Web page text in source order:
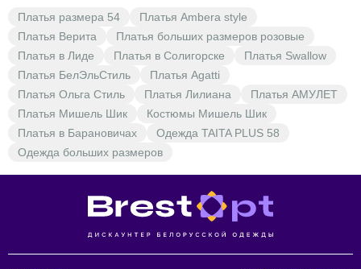
Платья размера 54
Платья Ambera style
Платья Верита
Платья больших размеров розовые
Платья в Лиде
Платья в Солигорске
Платья Swallow
Платья БелЭльСтиль
Платья Agatti
Платья Ольга Стиль
Платья Лилиана
Платья АМУЛЕТ
Платья Мишель Шик
Костюмы Мишель Шик
Платья в Барановичах
Одежда TAITA PLUS 58
Одежда больших размеров